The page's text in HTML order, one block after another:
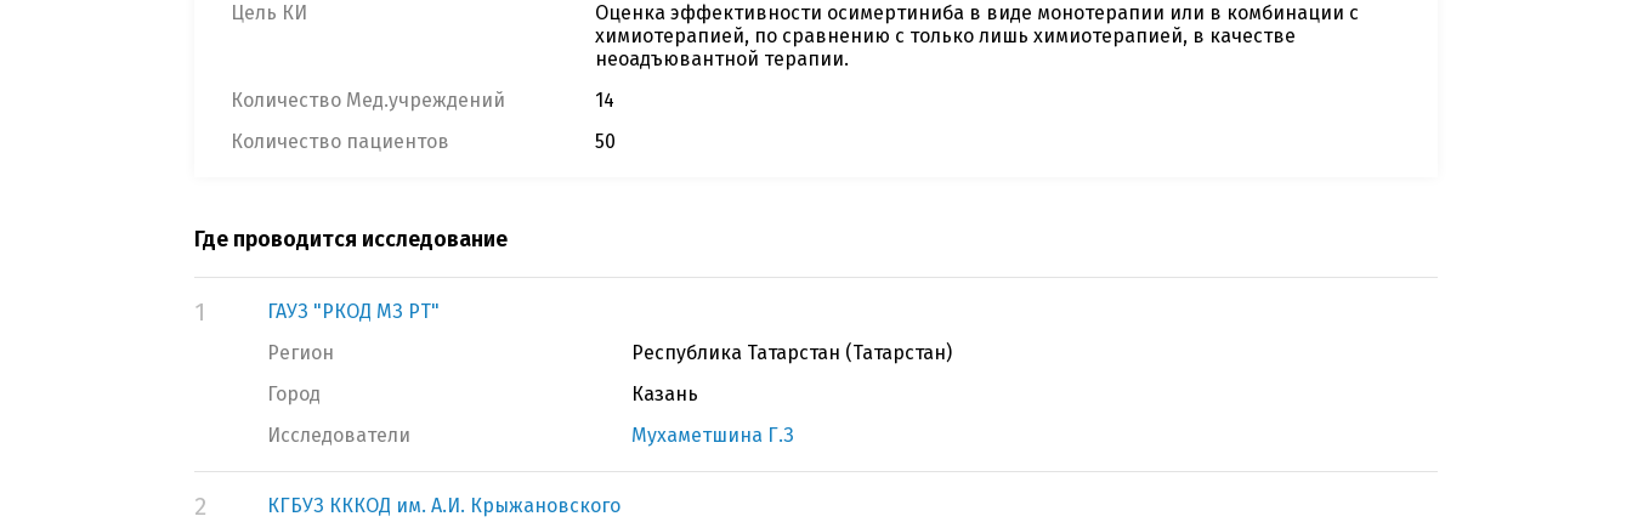
Цель КИ
Оценка эффективности осимертиниба в виде монотерапии или в комбинации с
химиотерапией, по сравнению с только лишь химиотерапией, в качестве
неоадъювантной терапии.
Количество Мед.учреждений
14
Количество пациентов
50
Где проводится исследование
1
ГАУЗ "РКОД МЗ РТ"
Регион
Республика Татарстан (Татарстан)
Город
Казань
Исследователи
Мухаметшина Г.З
2
КГБУЗ КККОД им. А.И. Крыжановского